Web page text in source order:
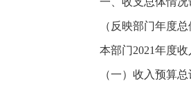
（反映部门年度
本部门2021年度
（一）收入预算总